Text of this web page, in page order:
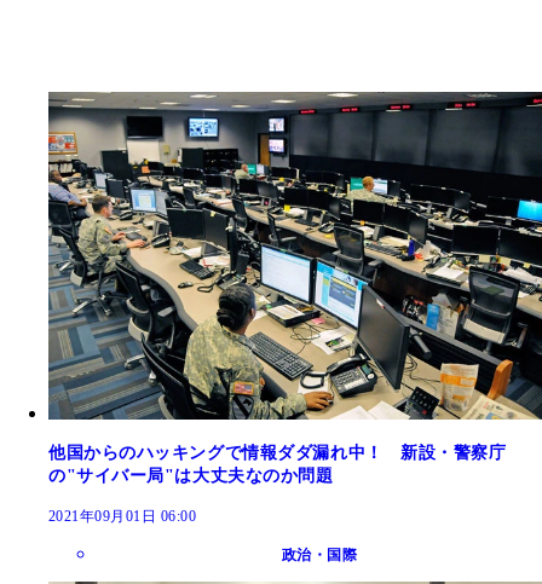
他国からのハッキングで情報ダダ漏れ中！ 新設・警察庁
の"サイバー局"は大丈夫なのか問題
2021年09月01日 06:00
政治・国際